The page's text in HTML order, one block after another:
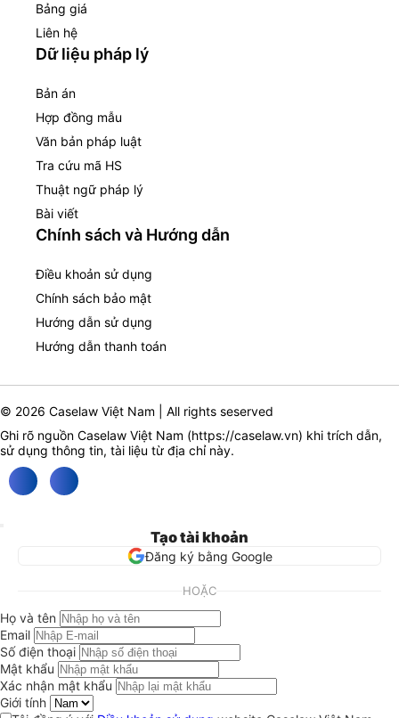
Bảng giá
Liên hệ
Dữ liệu pháp lý
Bản án
Hợp đồng mẫu
Văn bản pháp luật
Tra cứu mã HS
Thuật ngữ pháp lý
Bài viết
Chính sách và Hướng dẫn
Điều khoản sử dụng
Chính sách bảo mật
Hướng dẫn sử dụng
Hướng dẫn thanh toán
© 2026 Caselaw Việt Nam | All rights seserved
Ghi rõ nguồn Caselaw Việt Nam (https://caselaw.vn) khi trích dẫn,
sử dụng thông tin, tài liệu từ địa chỉ này.
Tạo tài khoản
Đăng ký bằng Google
HOẶC
Họ và tên
Email
Số điện thoại
Mật khẩu
Xác nhận mật khẩu
Giới tính